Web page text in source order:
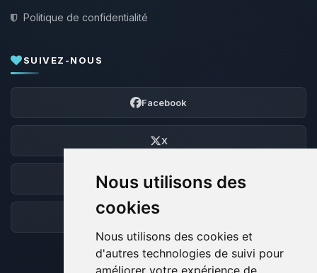
Nous utilisons des
cookies
Nous utilisons des cookies et
d'autres technologies de suivi pour
améliorer votre expérience de
Politique de confidentialité
SUIVEZ-NOUS
Facebook
X
Discord
Forum